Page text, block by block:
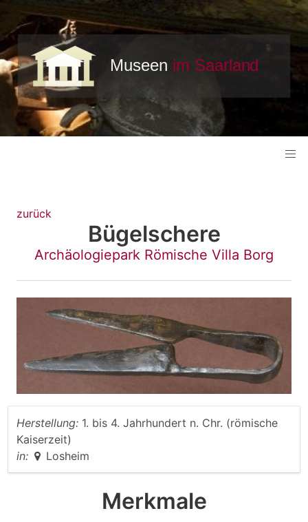
zurück
Bügelschere
Archäologiepark Römische Villa Borg
Herstellung: 1. bis 4. Jahrhundert n. Chr. (römische
Kaiserzeit)
in:
Losheim
Merkmale